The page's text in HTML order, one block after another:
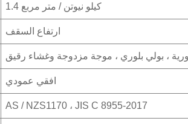
1.4 كيلو نيوتن / متر مربع
ارتفاع السقف
، بولي بلوري ، موجة مزدوجة وغشاء رقيق
افقي عمودي
AS / NZS1170 ، JIS C 8955-2017